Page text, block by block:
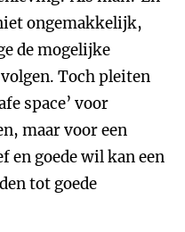
ongemakkelijk,
de mogelijke
Toch pleiten
space’ voor
maar voor een
en goede wil kan een
tot goede